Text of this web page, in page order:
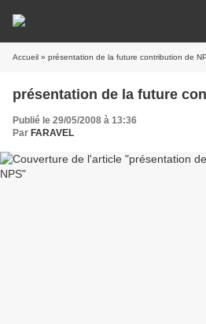
Accueil » présentation de la future contribution de
présentation de la future
Publié le 29/05/2008 à 13:36
Par FARAVEL